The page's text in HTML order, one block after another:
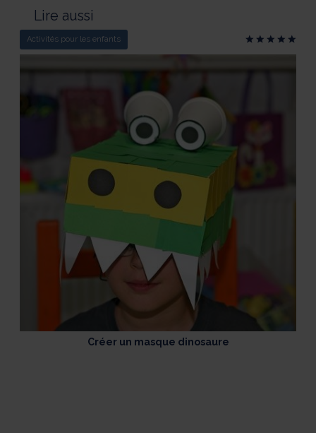
Lire aussi
Activités pour les enfants
Créer un masque dinosaure